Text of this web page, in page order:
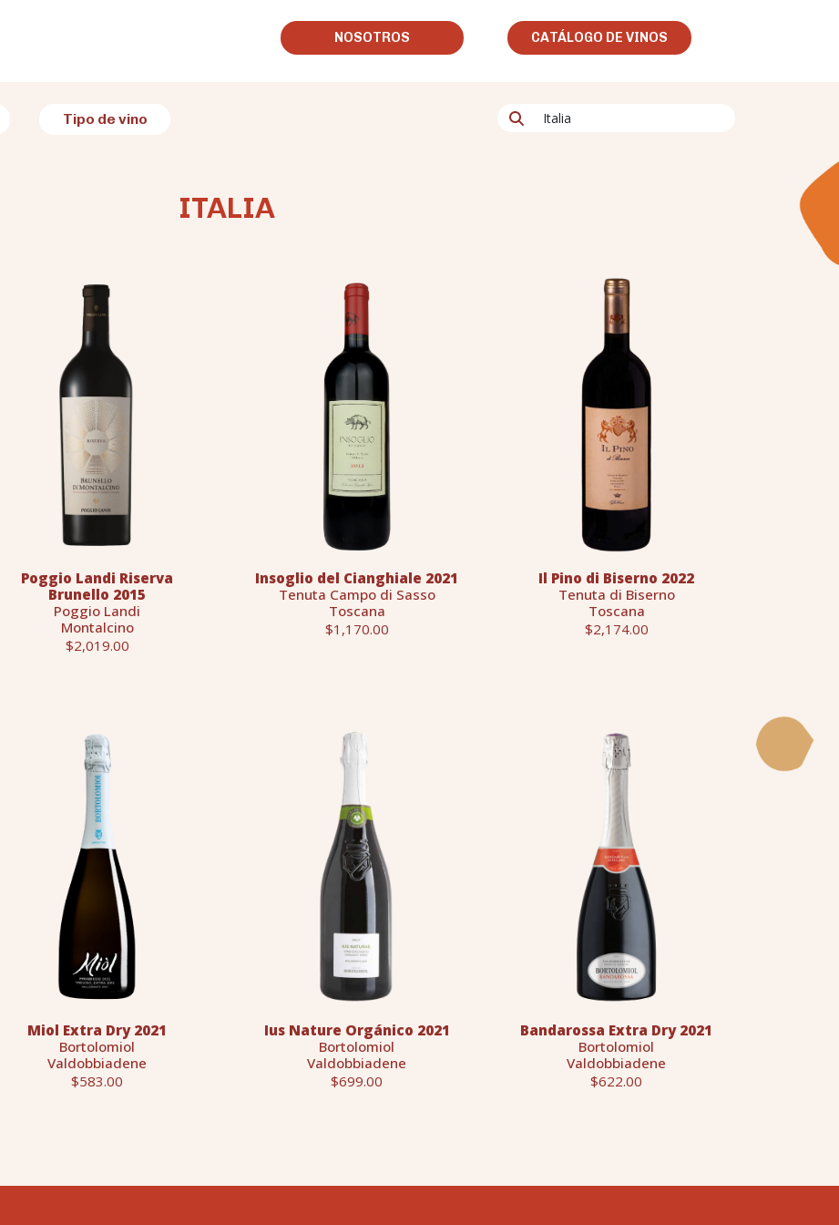
NOSOTROS CATÁLOGO DE VINOS
Tipo de vino
ITALIA
Poggio Landi Riserva
Brunello 2015
Poggio Landi
Montalcino
$2,019.00
Insoglio del Cianghiale 2021
Tenuta Campo di Sasso
Toscana
$1,170.00
Il Pino di Biserno 2022
Tenuta di Biserno
Toscana
$2,174.00
Miol Extra Dry 2021
Bortolomiol
Valdobbiadene
$583.00
Ius Nature Orgánico 2021
Bortolomiol
Valdobbiadene
$699.00
Bandarossa Extra Dry 2021
Bortolomiol
Valdobbiadene
$622.00